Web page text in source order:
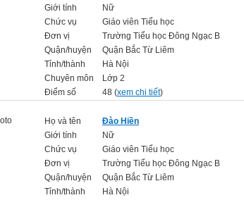
Giới tính
Nữ
Chức vụ
Giáo viên Tiểu học
Đơn vị
Trường Tiểu học Đông Ngạc B
Quận/huyện
Quận Bắc Từ Liêm
Tỉnh/thành
Hà Nội
Chuyên môn
Lớp 2
Điểm số
48 (xem chi tiết)
Họ và tên
Đào Hiền
Giới tính
Nữ
Chức vụ
Giáo viên Tiểu học
Đơn vị
Trường Tiểu học Đông Ngạc B
Quận/huyện
Quận Bắc Từ Liêm
Tỉnh/thành
Hà Nội